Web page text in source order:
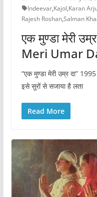
Indeevar,Kajol,Karan
Rajesh Roshan,Salman
एक मुण्डा मेरी
Meri Umar
“एक मुण्डा मेरी उम्र दा”
इसे सुरों से सजाया है लता
Read More